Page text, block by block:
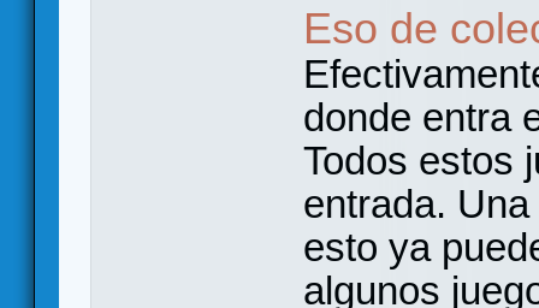
Eso de
donde entra
Todos estos
entrada.
esto ya
algunos